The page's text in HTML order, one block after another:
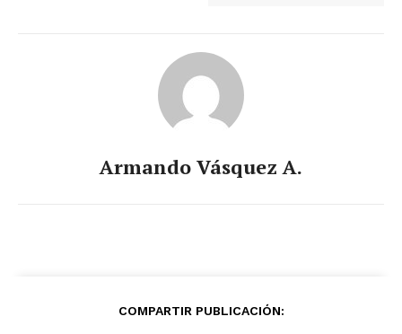
Armando Vásquez A.
COMPARTIR PUBLICACIÓN: